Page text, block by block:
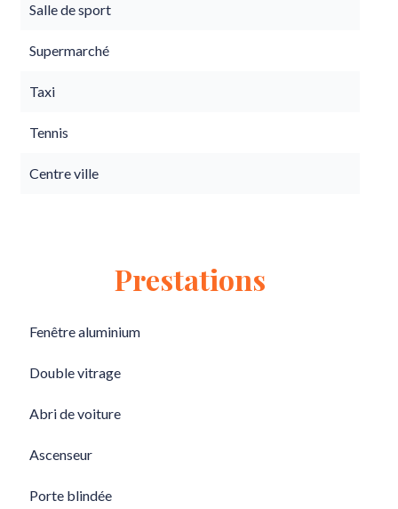
Salle de sport
Supermarché
Taxi
Tennis
Centre ville
Prestations
Fenêtre aluminium
Double vitrage
Abri de voiture
Ascenseur
Porte blindée